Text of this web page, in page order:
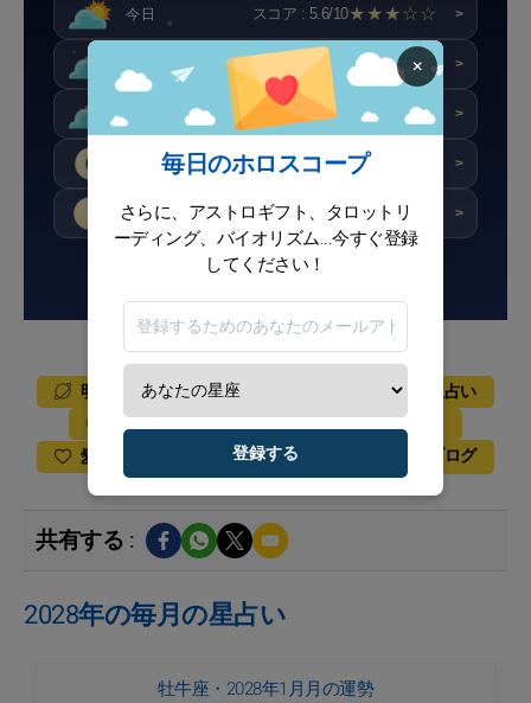
今日 スコア : 5.6/10★★★☆☆ >
スコア : 6/10 ★★★☆☆ >
スコア : 4/10 ★★☆☆☆ >
スコア : 4.6/10★★☆☆☆ >
今月 スコア : 5.5/10★★★☆☆ >
ニュースレターに登録する
毎日の星占い
明日の星占い
明後日の占い
週間占星術
毎月の星占い
年間星占い
タロット
チャンス
愛の相性
星占いの有名人 占星術ブログ
共有する :
2028年の毎月の星占い
牡牛座・2028年1月月の運勢
×
毎日のホロスコープ
さらに、アストロギフト、タロットリ
ーディング、バイオリズム...今すぐ登録
してください！
登録する